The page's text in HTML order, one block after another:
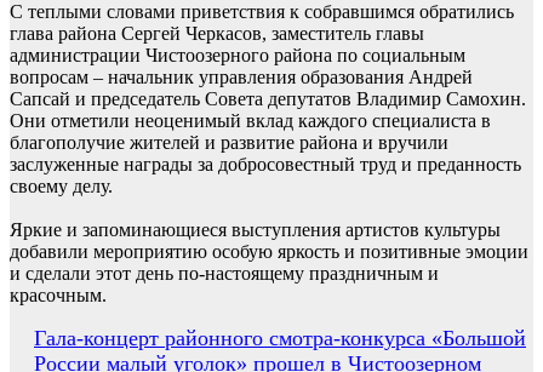
С теплыми словами приветствия к собравшимся обратились
глава района Сергей Черкасов, заместитель главы
администрации Чистоозерного района по социальным
вопросам – начальник управления образования Андрей
Сапсай и председатель Совета депутатов Владимир Самохин.
Они отметили неоценимый вклад каждого специалиста в
благополучие жителей и развитие района и вручили
заслуженные награды за добросовестный труд и преданность
своему делу.
Яркие и запоминающиеся выступления артистов культуры
добавили мероприятию особую яркость и позитивные эмоции
и сделали этот день по-настоящему праздничным и
красочным.
Навигация
Гала-концерт районного смотра-конкурса «Большой
России малый уголок» прошел в Чистоозерном